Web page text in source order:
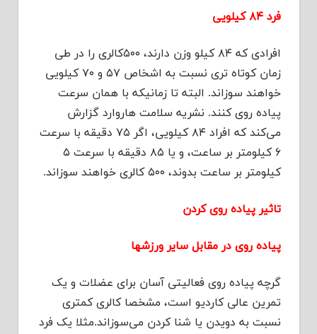
فرد ۸۴ کیلویی
افرادی که ۸۴ کیلو وزن دارند، ۵۰۰کالری را در طی
زمان کوتاه تری نسبت به اشخاص ۵۷ و ۷۰ کیلویی
خواهند سوزاند. البته تا زمانیکه با همان سرعت
پیاده روی کنند. نشریه سلامت هاروارد گزارش
می‌کند که افراد ۸۴ کیلویی، اگر ۷۵ دقیقه با سرعت
۶ کیلومتر بر ساعت، و یا ۸۵ دقیقه با سرعت ۵
کیلومتر بر ساعت بدوند، ۵۰۰ کالری خواهند سوزاند.
تاثیر پیاده روی کردن
پیاده روی در مقابل سایر ورزشها
گرچه پیاده روی فعالیتی آسان برای عضلات و یک
تمرین عالی کاردیو است، مشخصا کالری کمتری
نسبت به دویدن یا شنا کردن می‌سوزاند.مثلا یک فرد